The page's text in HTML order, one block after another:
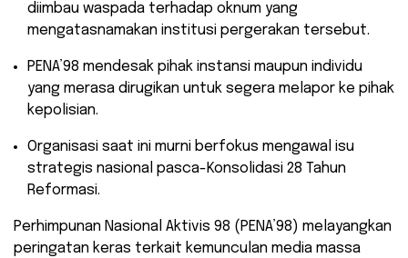
diimbau waspada terhadap oknum yang
mengatasnamakan institusi pergerakan tersebut.
​PENA’98 mendesak pihak instansi maupun individu
yang merasa dirugikan untuk segera melapor ke pihak
kepolisian.
​Organisasi saat ini murni berfokus mengawal isu
strategis nasional pasca-Konsolidasi 28 Tahun
Reformasi.
​Perhimpunan Nasional Aktivis 98 (PENA’98) melayangkan
peringatan keras terkait kemunculan media massa